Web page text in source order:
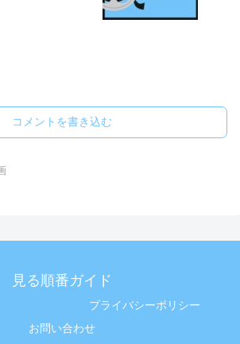
コメントを書き込む
見る順番ガイド
プライバシーポリシー
お問い合わせ